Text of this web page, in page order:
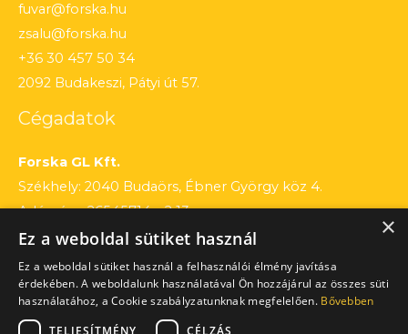
fuvar@forska.hu
zsalu@forska.hu
+36 30 457 50 34
2092 Budakeszi, Pátyi út 57.
Cégadatok
Forska GL Kft.
Székhely: 2040 Budaörs, Ébner György köz 4.
Adószám: 26545714 – 2 13
Cégjegyzékszám: 13 – 09 – 195803
Számlaszám: 12010154 – 01660751 – 00100001
×
Ez a weboldal sütiket használ
Ez a weboldal sütiket használ a felhasználói élmény javítása
érdekében. A weboldalunk használatával Ön hozzájárul az összes süti
használatához, a Cookie szabályzatunknak megfelelően. Bővebben
TELJESÍTMÉNY
CÉLZÁS